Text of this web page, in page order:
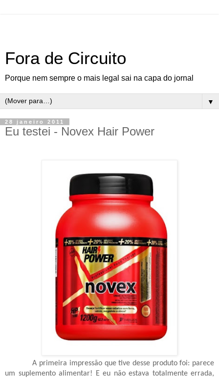
Fora de Circuito
Porque nem sempre o mais legal sai na capa do jornal
▼
28 janeiro 2011
Eu testei - Novex Hair Power
A primeira impressão que tive desse produto foi: parece
um suplemento alimentar! E eu não estava totalmente errada,